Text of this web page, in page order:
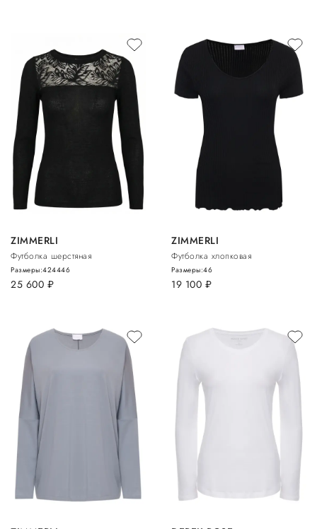
ZIMMERLI
Футболка шерстяная
25 600 руб.
Размеры:424446
ZIMMERLI
Футболка хлопковая
19 100 руб.
Размеры:46